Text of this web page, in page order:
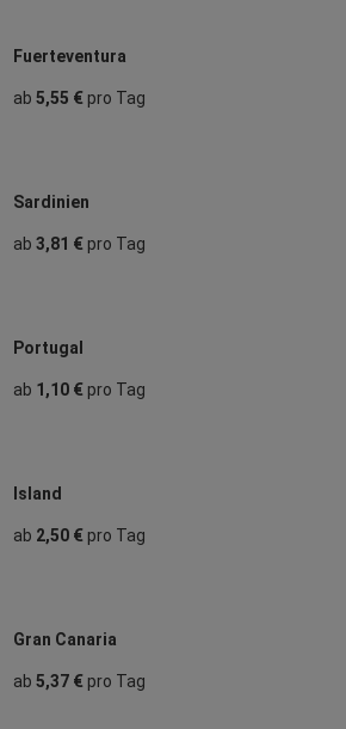
Fuerteventura
ab 5,55 €pro Tag
Sardinien
ab 3,81 €pro Tag
Portugal
ab 1,10 €pro Tag
Island
ab 2,50 €pro Tag
Gran Canaria
ab 5,37 €pro Tag